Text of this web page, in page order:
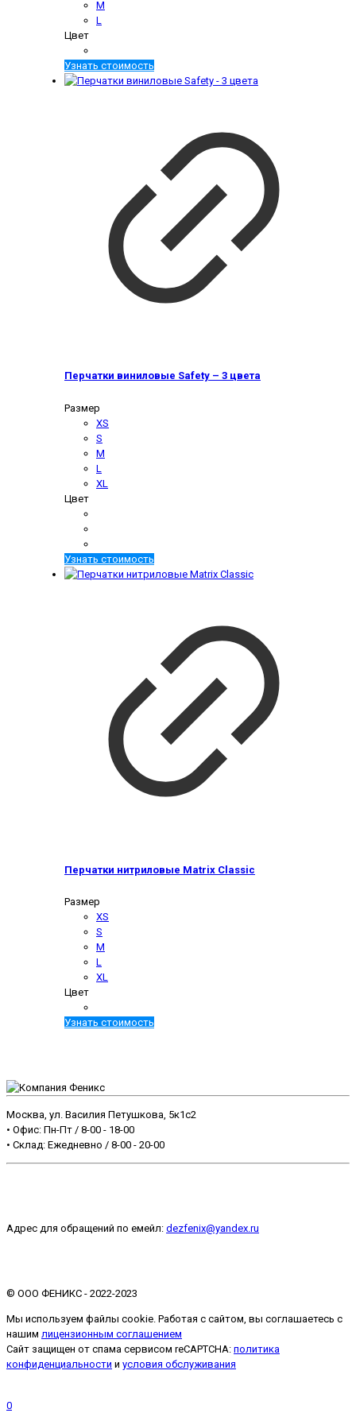
M
L
Цвет
Узнать стоимость
Перчатки виниловые Safety – 3 цвета
Размер
XS
S
M
L
XL
Цвет
Узнать стоимость
Перчатки нитриловые Matrix Classic
Размер
XS
S
M
L
XL
Цвет
Узнать стоимость
Москва, ул. Василия Петушкова, 5к1с2
• Офис: Пн-Пт / 8-00 - 18-00
• Склад: Ежедневно / 8-00 - 20-00
Адрес для обращений по емейл: dezfenix@yandex.ru
©️ ООО ФЕНИКС - 2022-2023
Мы используем файлы cookie. Работая с сайтом, вы соглашаетесь с
нашим лицензионным соглашением
Сайт защищен от спама сервисом reCAPTCHA: политика
конфиденциальности и условия обслуживания
0